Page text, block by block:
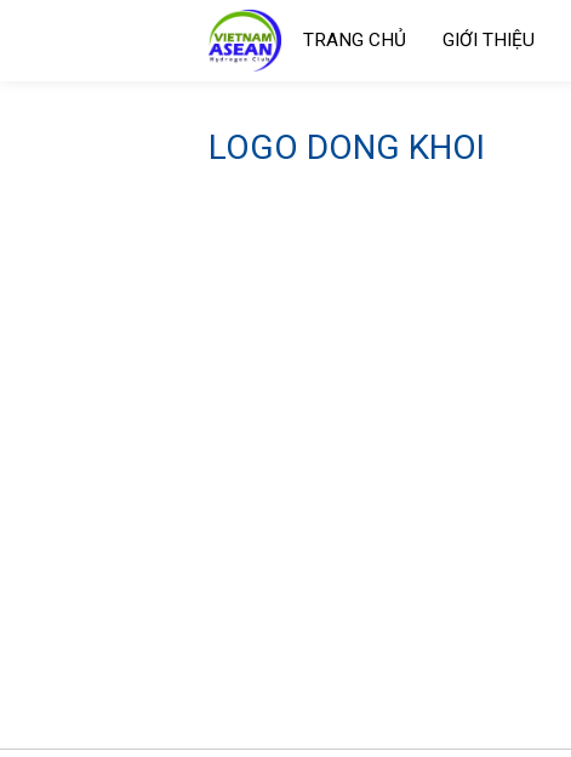
TRANG CHỦ GIỚI THIỆU
LOGO DONG KHOI